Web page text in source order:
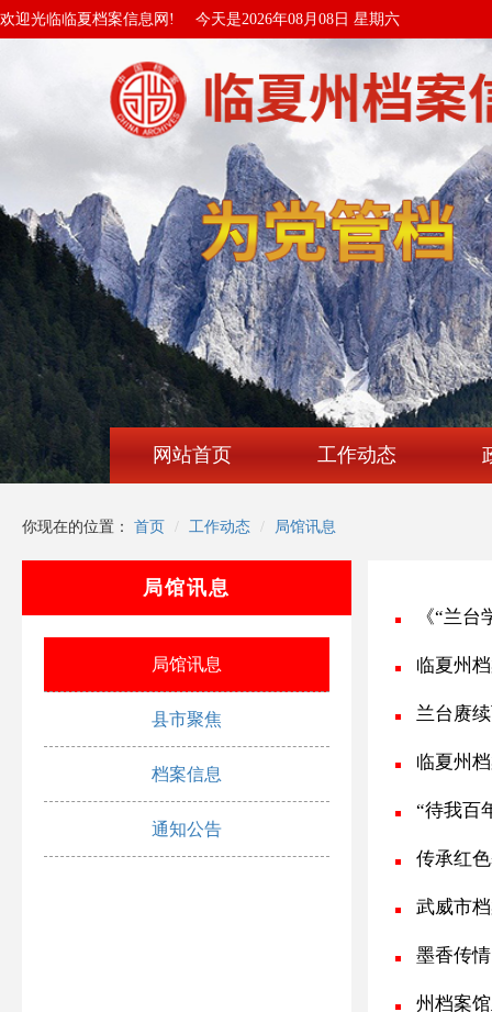
欢迎光临临夏档案信息网! 今天是2026年08月08日 星期六
网站首页 工作动态
你现在的位置： 首页 工作动态 局馆讯息
局馆讯息
局馆讯息
县市聚焦
档案信息
通知公告
《“兰
临夏州
兰台赓
临夏州
“待我百年
传承红
武威市
墨香传
州档案